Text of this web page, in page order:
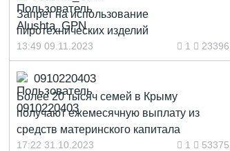
Запрет на использование
пиротехнических изделий
13:49 09.11.2023 1 23396
0910220403
Более 20 тысяч семей в Крыму
получают ежемесячную выплату из
средств материнского капитала
17:22 31.10.2023 1 53375